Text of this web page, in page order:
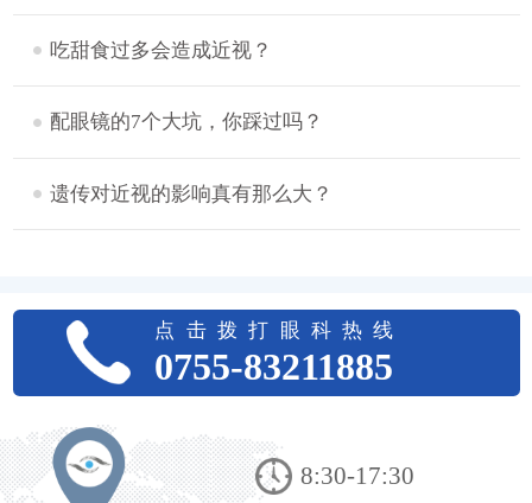
吃甜食过多会造成近视？
配眼镜的7个大坑，你踩过吗？
遗传对近视的影响真有那么大？
点击拨打眼科热线
0755-83211885
8:30-17:30